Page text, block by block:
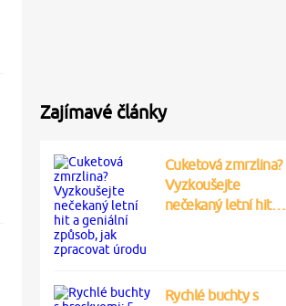
Zajímavé články
Cuketová zmrzlina?
Vyzkoušejte
nečekaný letní hit…
Rychlé buchty s